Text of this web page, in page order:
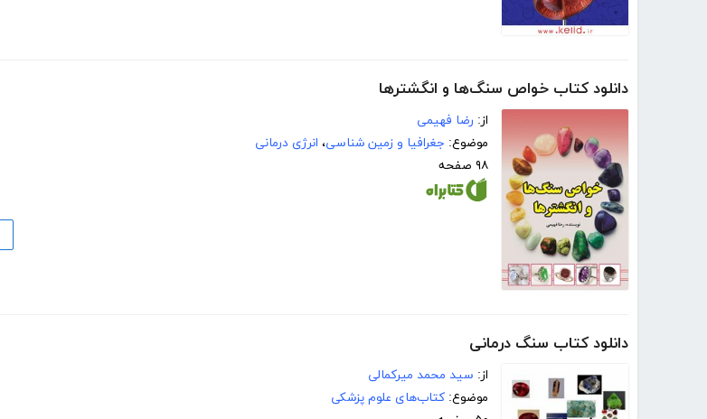
دانلود کتاب خواص سنگ‌ها و انگشترها
از: رضا فهیمی
موضوع: جغرافیا و زمین شناسی، انرژی درمانی
۹۸ صفحه
دانلود کتاب سنگ درمانی
از: سید محمد میرکمالی
موضوع: کتاب‌های علوم پزشکی